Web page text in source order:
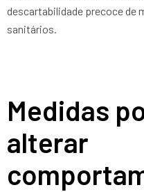
descartabilidade precoce de
sanitários.
Medidas
alterar